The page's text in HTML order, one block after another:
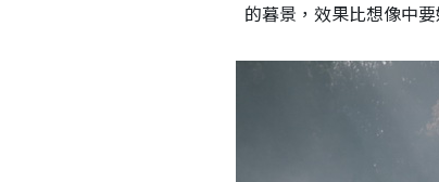
的暮景，效果比想像中